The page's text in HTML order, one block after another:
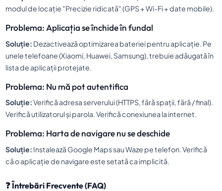
modul de locație "Precizie ridicată" (GPS + Wi-Fi + date mobile).
Problema: Aplicația se închide în fundal
Soluție: Dezactivează optimizarea bateriei pentru aplicație. Pe
unele telefoane (Xiaomi, Huawei, Samsung), trebuie adăugată în
lista de aplicații protejate.
Problema: Nu mă pot autentifica
Soluție:Verifică adresa serverului (HTTPS, fără spații, fără / final).
Verifică utilizatorul și parola. Verifică conexiunea la internet.
Problema: Harta de navigare nu se deschide
Soluție: Instalează Google Maps sau Waze pe telefon. Verifică
că o aplicație de navigare este setată ca implicită.
❓ Întrebări Frecvente (FAQ)